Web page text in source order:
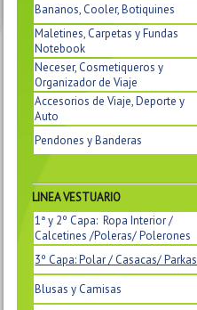
Bananos, Cooler, Botiquines
Maletines, Carpetas y Fundas
Notebook
Neceser, Cosmetiqueros y
Organizador de Viaje
Accesorios de Viaje, Deporte y
Auto
Pendones y Banderas
LINEA VESTUARIO
1ª y 2º Capa: Ropa Interior /
Calcetines /Poleras/ Polerones
3º Capa: Polar / Casacas/ Parkas
Blusas y Camisas